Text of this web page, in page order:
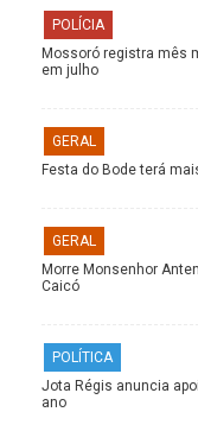
POLÍCIA
Mossoró registra mês
em julho
GERAL
Festa do Bode terá
GERAL
Morre Monsenhor
Caicó
POLÍTICA
Jota Régis anuncia
ano